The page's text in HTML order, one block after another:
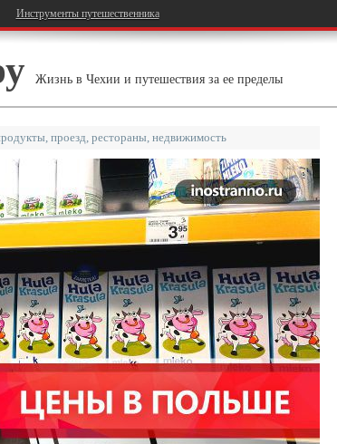
Инструменты путешественника
Жизнь в Чехии и путешествия за ее пределы
проезд, рестораны, недвижимость